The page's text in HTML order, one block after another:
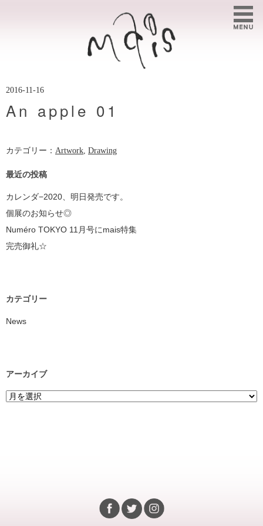
2016-11-16
An apple 01
カテゴリー： Artwork, Drawing
最近の投稿
カレンダ−2020、明日発売です。
個展のお知らせ◎
Numéro TOKYO 11月号にmais特集
完売御礼☆
カテゴリー
News
アーカイブ